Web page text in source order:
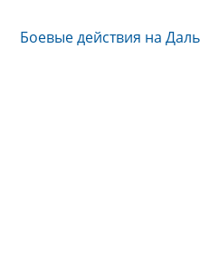
Боевые действия на